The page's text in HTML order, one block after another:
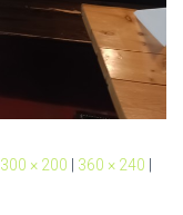
300 × 200 | 360 × 240 |